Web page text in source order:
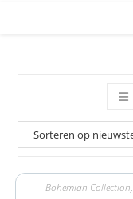
Bohemian Collection,